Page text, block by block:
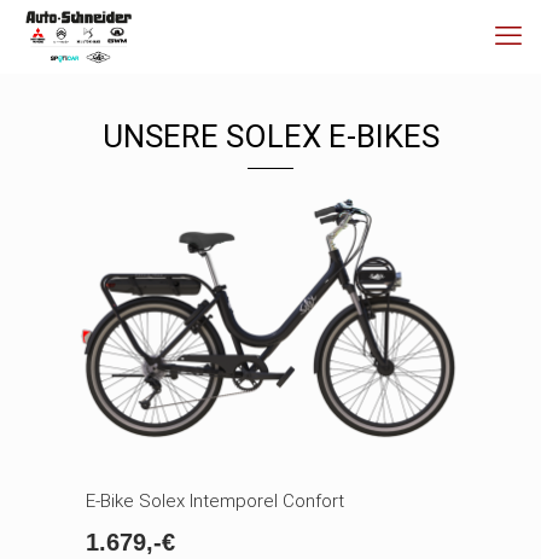
UNSERE SOLEX E-BIKES
E-Bike Solex Intemporel Confort
1.679,-€